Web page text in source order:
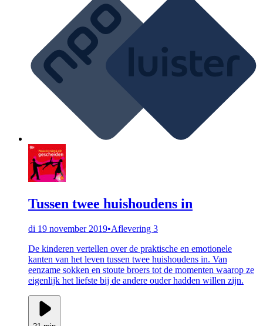
Tussen twee huishoudens in
di 19 november 2019•Aflevering 3
De kinderen vertellen over de praktische en emotionele
kanten van het leven tussen twee huishoudens in. Van
eenzame sokken en stoute broers tot de momenten waarop ze
eigenlijk het liefste bij de andere ouder hadden willen zijn.